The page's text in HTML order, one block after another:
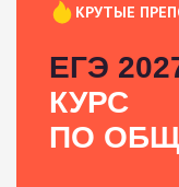
КРУТЫЕ
ЕГЭ
КУРС
ПО